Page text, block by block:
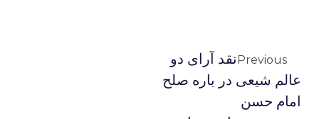
Previousنقد آرای دو
عالم شیعی در باره صلح
امام حسن